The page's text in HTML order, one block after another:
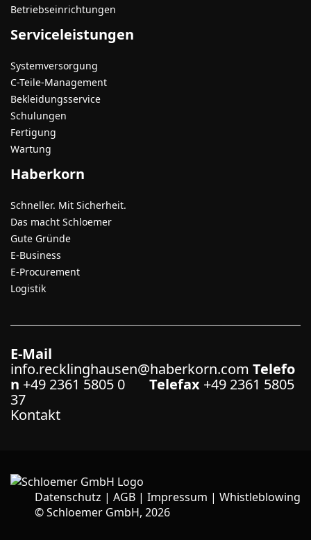
Betriebseinrichtungen
Serviceleistungen
Systemversorgung
C-Teile-Management
Bekleidungsservice
Schulungen
Fertigung
Wartung
Haberkorn
Schneller. Mit Sicherheit.
Das macht Schloemer
Gute Gründe
E-Business
E-Procurement
Logistik
E-Mail
info.recklinghausen@haberkorn.com Telefo
n +49 2361 5805 0 Telefax +49 2361 5805
37
Kontakt
Datenschutz | AGB | Impressum | Whistleblowing
©Schloemer GmbH, 2026